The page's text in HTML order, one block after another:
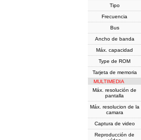
Tipo
Frecuencia
Bus
Ancho de banda
Máx. capacidad
Type de ROM
Tarjeta de memoria
MULTIMEDIA
Máx. resolución de
pantalla
Máx. resolucion de la
camara
Captura de video
Reproducción de